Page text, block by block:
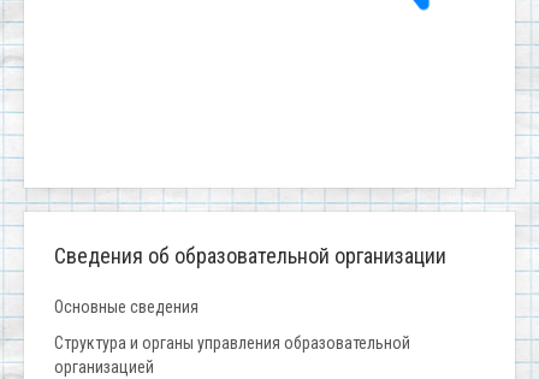
Сведения об образовательной организации
Основные сведения
Структура и органы управления образовательной
организацией